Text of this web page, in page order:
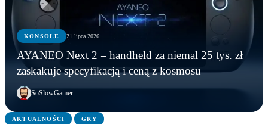
KONSOLE 21 lipca 2026
AYANEO Next 2 – handheld za niemal 25 tys. zł
zaskakuje specyfikacją i ceną z kosmosu
SoSlowGamer
KONSOLE
Marvel’s Wolverine z mikrotransakcjami? Tak
wynika z oceny ESRB
KONSOLE
PS6: nowe funkcje, zmiany w kontrolerze i
możliwa data premiery
KONSOLE
AYANEO Next 2 – handheld za niemal 25 tys. zł
zaskakuje specyfikacją i ceną z kosmosu
AKTUALNOŚCI GRY